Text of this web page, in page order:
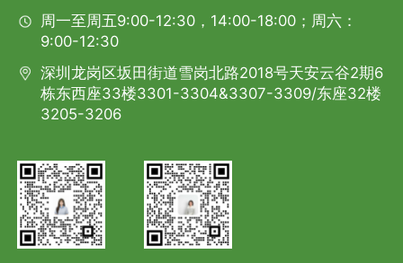
周一至周五9:00-12:30，14:00-18:00；周六：
9:00-12:30
深圳龙岗区坂田街道雪岗北路2018号天安云谷2期6
栋东西座33楼3301-3304&3307-3309/东座32楼
3205-3206